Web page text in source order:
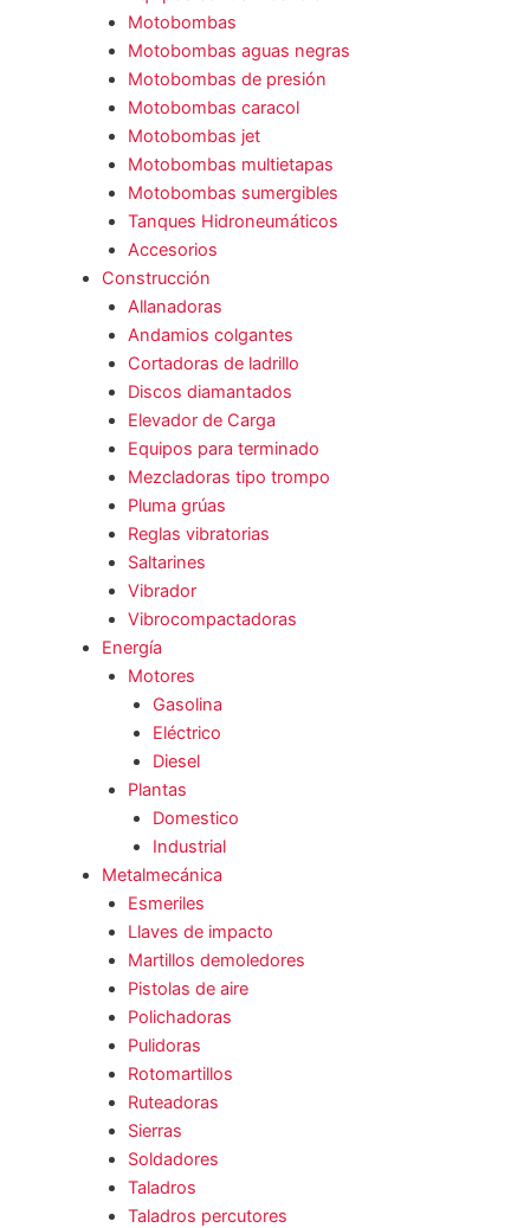
Motobombas
Motobombas aguas negras
Motobombas de presión
Motobombas caracol
Motobombas jet
Motobombas multietapas
Motobombas sumergibles
Tanques Hidroneumáticos
Accesorios
Construcción
Allanadoras
Andamios colgantes
Cortadoras de ladrillo
Discos diamantados
Elevador de Carga
Equipos para terminado
Mezcladoras tipo trompo
Pluma grúas
Reglas vibratorias
Saltarines
Vibrador
Vibrocompactadoras
Energía
Motores
Gasolina
Eléctrico
Diesel
Plantas
Domestico
Industrial
Metalmecánica
Esmeriles
Llaves de impacto
Martillos demoledores
Pistolas de aire
Polichadoras
Pulidoras
Rotomartillos
Ruteadoras
Sierras
Soldadores
Taladros
Taladros percutores